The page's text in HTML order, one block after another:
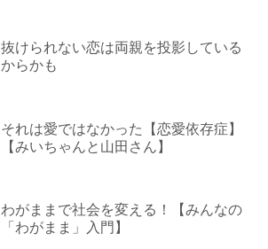
抜けられない恋は両親を投影している
からかも
それは愛ではなかった【恋愛依存症】
【みいちゃんと山田さん】
わがままで社会を変える！【みんなの
「わがまま」入門】